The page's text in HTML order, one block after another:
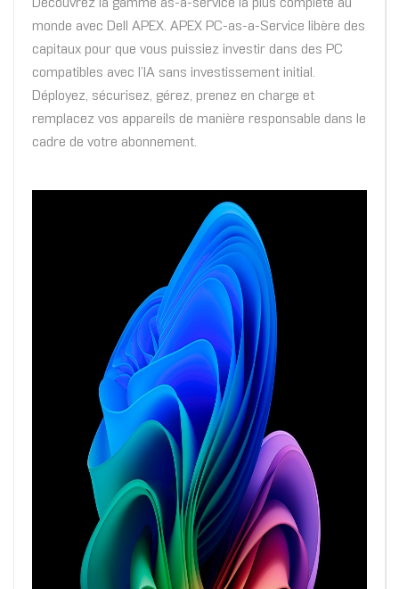
Découvrez la gamme as-a-service la plus complète au
monde avec Dell APEX. APEX PC-as-a-Service libère des
capitaux pour que vous puissiez investir dans des PC
compatibles avec l’IA sans investissement initial.
Déployez, sécurisez, gérez, prenez en charge et
remplacez vos appareils de manière responsable dans le
cadre de votre abonnement.